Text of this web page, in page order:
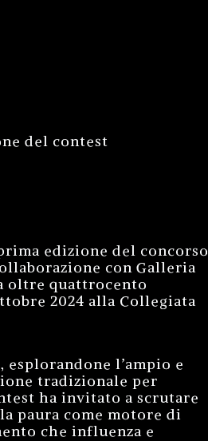
del contest
edizione del concorso
con Galleria
oltre quattrocento
2024 alla Collegiata
l’ampio e
tradizionale per
ha invitato a scrutare
paura come motore di
che influenza e